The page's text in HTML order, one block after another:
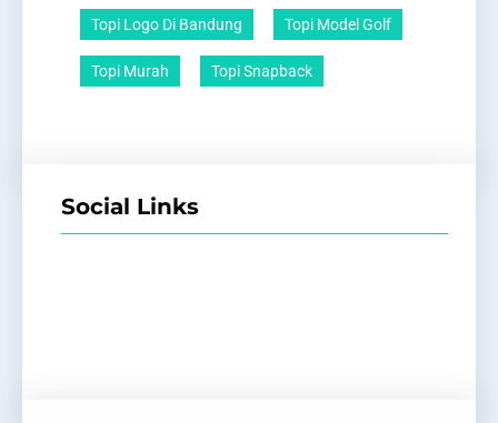
Topi Logo Di Bandung Topi Model Golf
Topi Murah Topi Snapback
Social Links